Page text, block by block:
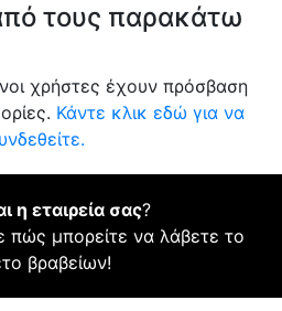
τους παρακάτω
χρήστες έχουν πρόσβαση
Κάντε κλικ εδώ για να
η εταιρεία σας?
πώς μπορείτε να λάβετε το
βραβείων!